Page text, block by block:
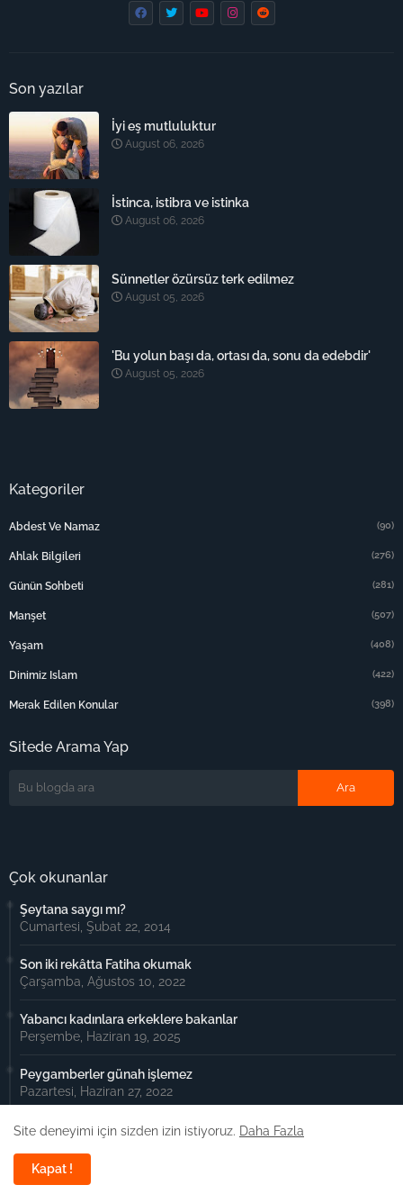
Son yazılar
İyi eş mutluluktur
August 06, 2026
İstinca, istibra ve istinka
August 06, 2026
Sünnetler özürsüz terk edilmez
August 05, 2026
'Bu yolun başı da, ortası da, sonu da edebdir'
August 05, 2026
Kategoriler
Abdest Ve Namaz (90)
Ahlak Bilgileri (276)
Günün Sohbeti (281)
Manşet (507)
Yaşam (408)
Dinimiz Islam (422)
Merak Edilen Konular (398)
Sitede Arama Yap
Çok okunanlar
Şeytana saygı mı?
Cumartesi, Şubat 22, 2014
Son iki rekâtta Fatiha okumak
Çarşamba, Ağustos 10, 2022
Yabancı kadınlara erkeklere bakanlar
Perşembe, Haziran 19, 2025
Peygamberler günah işlemez
Pazartesi, Haziran 27, 2022
İyi bid’at olur mu?
Site deneyimi için sizden izin istiyoruz. Daha Fazla
Kapat !